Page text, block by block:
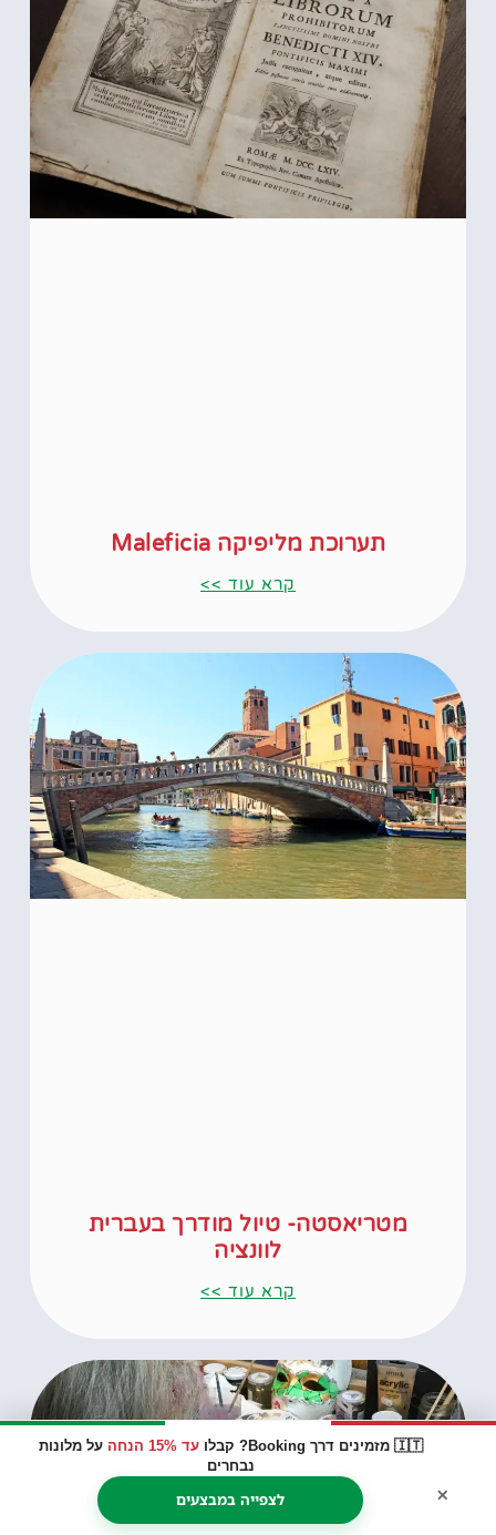
🇮🇹 מזמינים דרך Booking? קבלו עד 15% הנחה
על מלונות
נבחרים
לצפייה במבצעים ×
תערוכת מליפיקה Maleficia
קרא עוד >>
מטריאסטה- טיול מודרך בעברית
לוונציה
קרא עוד >>